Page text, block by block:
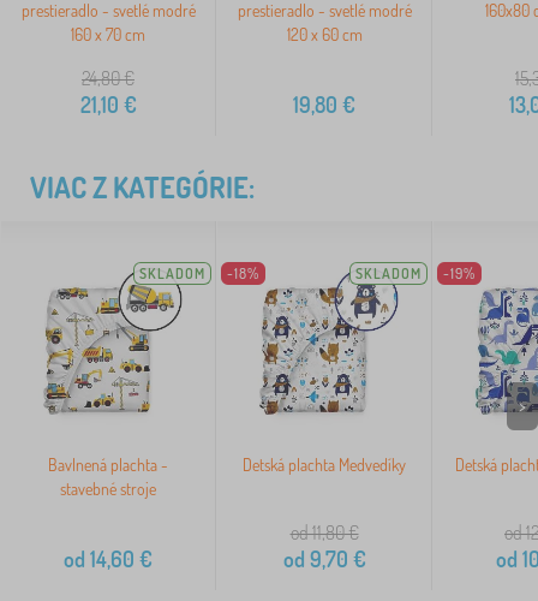
prestieradlo - svetlé modré
160 x 70 cm
24,80€
21,10 €
prestieradlo - svetlé modré
120 x 60 cm
19,80 €
160x80
VIAC Z KATEGÓRIE:
SKLADOM
Bavlnená plachta -
stavebné stroje
od 14,60 €
-18% SKLADOM
Detská plachta Medvedíky
od 11,80€
od 9,70 €
-19%
Detská
od
od
>